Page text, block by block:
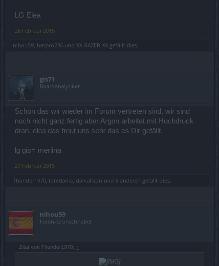
LG Elea
26 Februar 2015
nihou59, haspro236 und XX-RAZER-XX gefällt dies.
gis71
Boardanalytiker
Schön das wir wieder im Forum vertreten sind, wir sind
noch nicht ganz fertig aber Argon arbeitet mit Hochdruck
dran. elea das freut uns sehr das es Dir gefällt.
lg gis= merlina
27 Februar 2015
Thunder1970, loredania, darkalison und 6 anderen gefällt dies.
nihou59
Foren-Grünschnabel
Zitat von Thunder1970: ↑